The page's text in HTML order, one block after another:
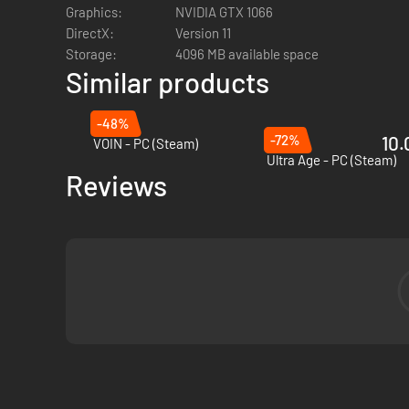
zij die de corruptie kunnen weerstaan. Ze kunnen de
Met deze gevaarlijke kracht vecht je tussen de ruïnes,
Ontmoet elkaar in de as, trotseer het lot
Dolken snijden door de duisternis, kanonnen splijten
Elke avonturier draagt zijn eigen lot en beschikt over een
Graphics:
NVIDIA GTX 1066
DirectX:
Version 11
Storage:
4096 MB available space
Similar products
-48%
VOIN - PC (Steam)
-72%
Ultra Age - PC (Steam)
Reviews